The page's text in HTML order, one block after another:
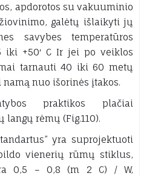
apdorotos su vakuuminio
galėtų išlaikyti jų
savybes temperatūros
iki +50′ C Ir jei po veiklos
tarnauti 40 iki 60 metų
nuo išorinės įtakos.
praktikos plačiai
rėmų (Fig.110).
yra suprojektuoti
vienerių rūmų stiklus,
0,5 – 0,8 (m 2 C) / W,